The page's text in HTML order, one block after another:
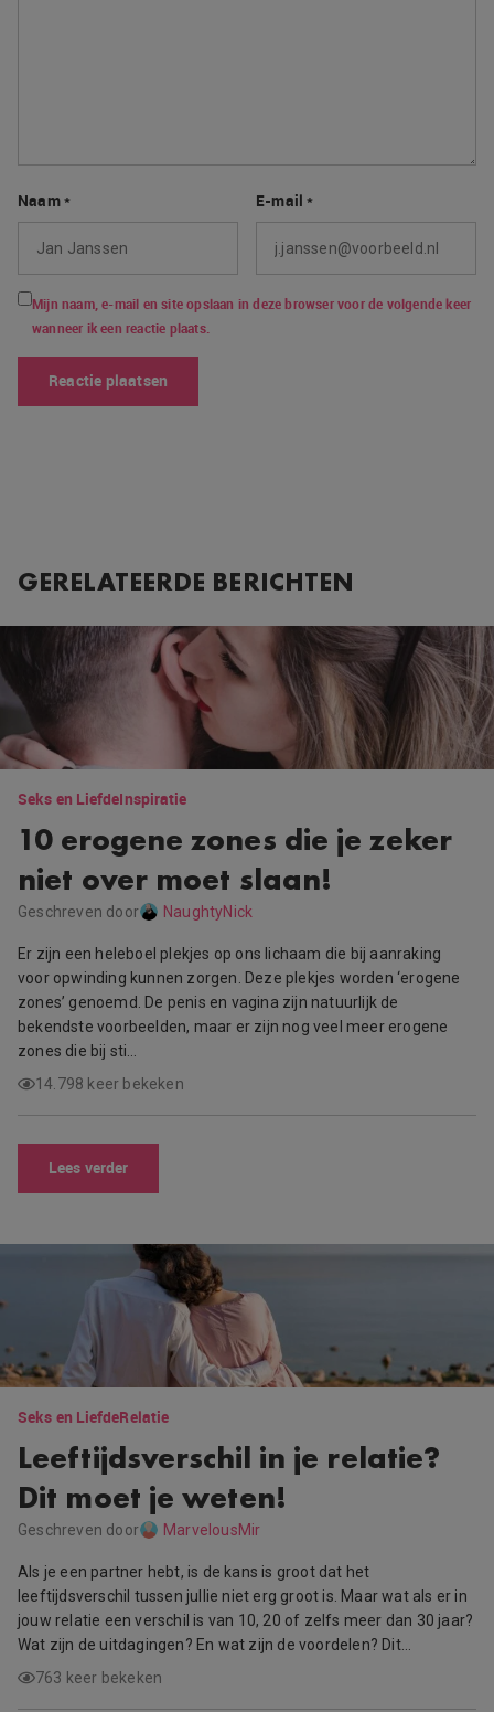
Naam* E-mail*
Mijn naam, e-mail en site opslaan in deze browser voor de volgende keer
wanneer ik een reactie plaats.
GERELATEERDE BERICHTEN
Seks en LiefdeInspiratie
10 erogene zones die je zeker
niet over moet slaan!
Geschreven door NaughtyNick
Er zijn een heleboel plekjes op ons lichaam die bij aanraking
voor opwinding kunnen zorgen. Deze plekjes worden ‘erogene
zones’ genoemd. De penis en vagina zijn natuurlijk de
bekendste voorbeelden, maar er zijn nog veel meer erogene
zones die bij sti…
14.798 keer bekeken
Lees verder
Seks en LiefdeRelatie
Leeftijdsverschil in je relatie?
Dit moet je weten!
Geschreven door MarvelousMir
Als je een partner hebt, is de kans is groot dat het
leeftijdsverschil tussen jullie niet erg groot is. Maar wat als er in
jouw relatie een verschil is van 10, 20 of zelfs meer dan 30 jaar?
Wat zijn de uitdagingen? En wat zijn de voordelen? Dit…
763 keer bekeken